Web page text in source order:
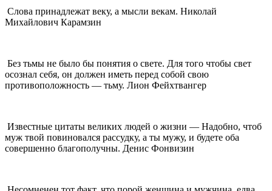
Слова принадлежат веку, а мысли векам. Николай
Михайлович Карамзин
Без тьмы не было бы понятия о свете. Для того чтобы свет
осознал себя, он должен иметь перед собой свою
противоположность — тьму. Лион Фейхтвангер
Известные цитаты великих людей о жизни — Надобно, чтоб
муж твой повиновался рассудку, а ты мужу, и будете оба
совершенно благополучны. Денис Фонвизин